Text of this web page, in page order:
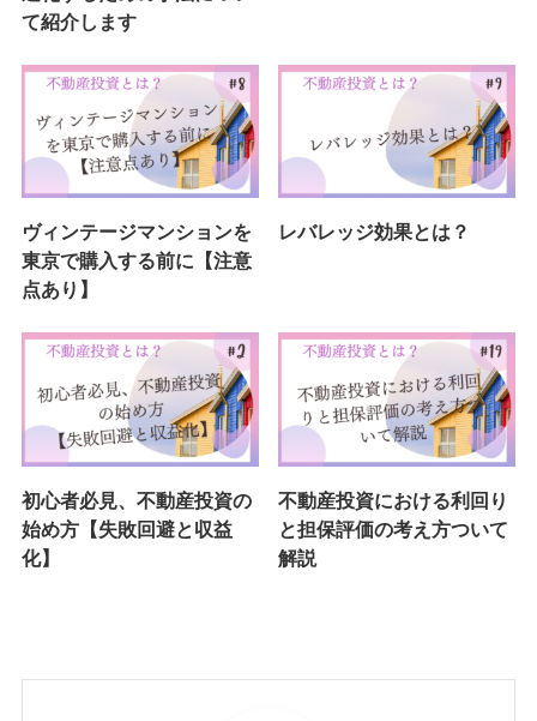
て紹介します
ヴィンテージマンションを
東京で購入する前に【注意
点あり】
レバレッジ効果とは？
初心者必見、不動産投資の
始め方【失敗回避と収益
化】
不動産投資における利回り
と担保評価の考え方ついて
解説